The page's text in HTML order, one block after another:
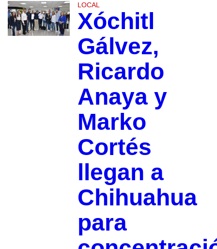
LOCAL
Xóchitl
Gálvez,
Ricardo
Anaya y
Marko
Cortés
llegan a
Chihuahua
para